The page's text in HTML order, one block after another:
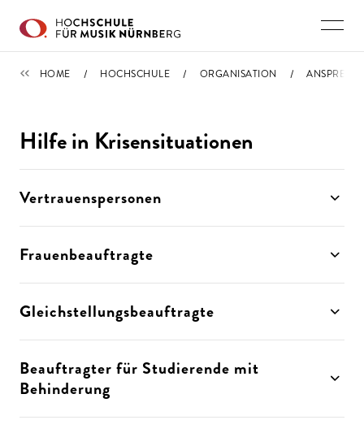
ORGANISATION
HOME HOCHSCHULE ORGANISATION
Hilfe in Krisensituationen
Vertrauenspersonen
Frauenbeauftragte
Gleichstellungsbeauftragte
Beauftragter für Studierende mit
Behinderung